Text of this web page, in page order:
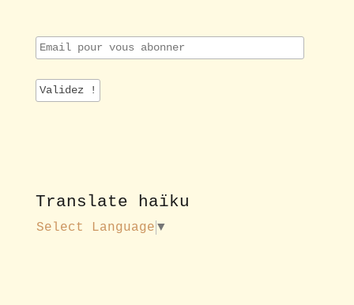
E
m
i
l
o
u
s
Translate haïku
Select Language ▼